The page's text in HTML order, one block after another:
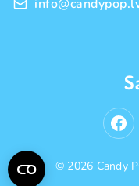
© 2026 Candy